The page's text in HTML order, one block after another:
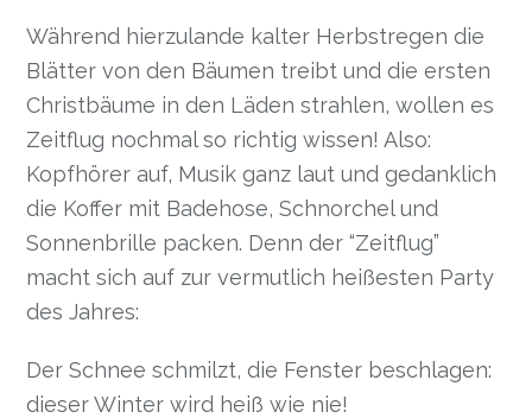
Während hierzulande kalter Herbstregen die
Blätter von den Bäumen treibt und die ersten
Christbäume in den Läden strahlen, wollen es
Zeitflug nochmal so richtig wissen! Also:
Kopfhörer auf, Musik ganz laut und gedanklich
die Koffer mit Badehose, Schnorchel und
Sonnenbrille packen. Denn der “Zeitflug”
macht sich auf zur vermutlich heißesten Party
des Jahres:
Der Schnee schmilzt, die Fenster beschlagen:
dieser Winter wird heiß wie nie!